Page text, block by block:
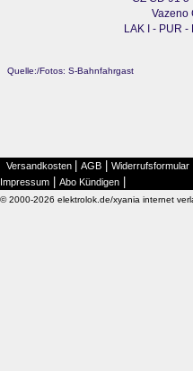
Vazeno
LAK I - PUR -
Quelle:/Fotos: S-Bahnfahrgast
Versandkosten AGB Widerrufsformular
Impressum Abo Kündigen
© 2000-2026 elektrolok.de/xyania internet